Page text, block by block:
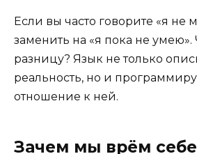
Если вы часто говорите «я не
заменить на «я пока не умею».
разницу? Язык не только
реальность, но и
отношение к ней.
Зачем мы врём